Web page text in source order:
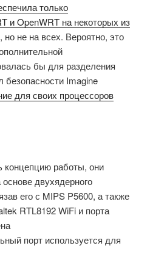
только
и OpenWRT на некоторых из
, но не на всех. Вероятно, это
бы для разделения
Imagine
для своих процессоров
концепцию работы, они
двухядерного
его с MIPS P5600, а также
RTL8192 WiFi и порта
порт используется для